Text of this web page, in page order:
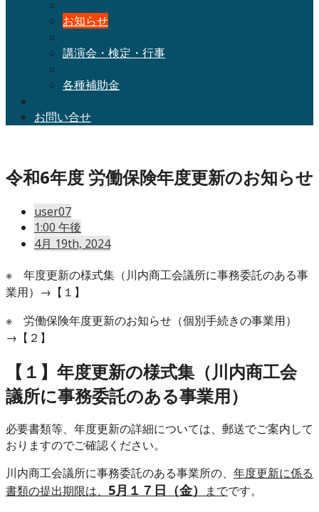
お知らせ
講演会・検定・行事
各種補助金
お問い合せ
令和6年度 労働保険年度更新のお知らせ
user07
1:00 午後
4月 19th, 2024
※ 年度更新の様式集（川内商工会議所に事務委託のある事
業用）→【１】
※ 労働保険年度更新のお知らせ（個別手続きの事業用）
→【２】
【１】年度更新の様式集（川内商工会
議所に事務委託のある事業用）
必要書類等、年度更新の詳細については、郵送でご案内して
おりますのでご確認ください。
川内商工会議所に事務委託のある事業所の、 年度更新に係る
書類の提出期限は、 5月１７日（金） までです。